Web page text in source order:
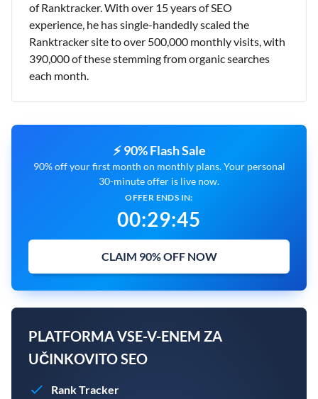
of Ranktracker. With over 15 years of SEO
experience, he has single-handedly scaled the
Ranktracker site to over 500,000 monthly visits, with
390,000 of these stemming from organic searches
each month.
⚡ 90% Flash Sale
90% off your first month on monthly plans. Your personal
30-minute offer is live now.
OFFER ENDS IN:
00:29:43
CLAIM 90% OFF NOW
PLATFORMA VSE-V-ENEM ZA
UČINKOVITO SEO
Rank Tracker